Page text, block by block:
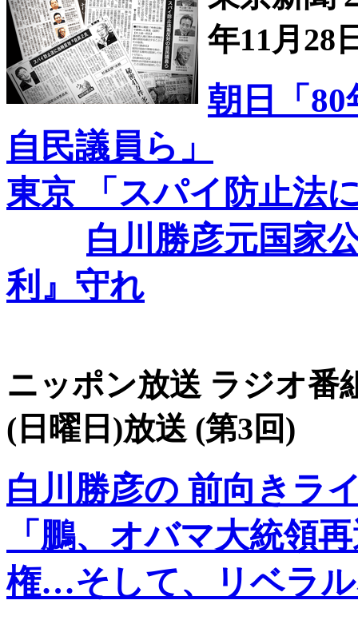
年11月28
朝日「
自民議員ら」
東京 「スパイ防止法
白川勝彦元国家
利』守れ
ニッポン放送 ラジオ番
(日曜日)放送 (第3回)
白川勝彦の 前向きラ
「鵬、オバマ大統領
権…そして、リベラ